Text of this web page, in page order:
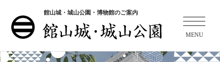
館山城・城山公園・博物館のご案内